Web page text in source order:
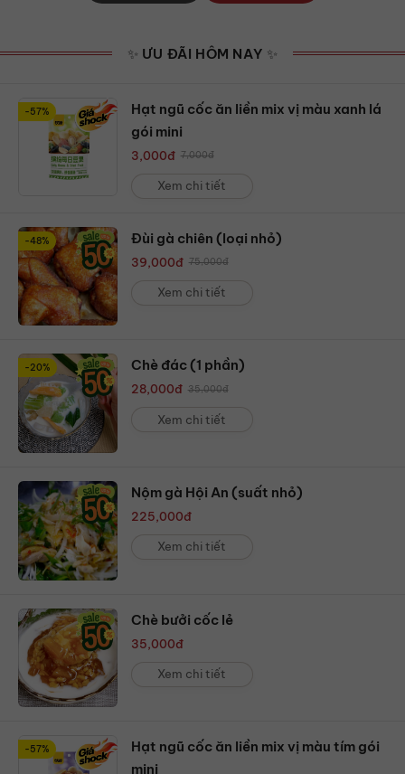
✨ ƯU ĐÃI HÔM NAY ✨
-57%
Hạt ngũ cốc ăn liền mix vị màu xanh lá
gói mini
3,000đ 7,000đ
Xem chi tiết
-48% Đùi gà chiên (loại nhỏ)
39,000đ 75,000đ
Xem chi tiết
-20% Chè đác (1 phần)
28,000đ 35,000đ
Xem chi tiết
Nộm gà Hội An (suất nhỏ)
225,000đ
Xem chi tiết
Chè bưởi cốc lẻ
35,000đ
Xem chi tiết
-57%
Hạt ngũ cốc ăn liền mix vị màu tím gói
mini